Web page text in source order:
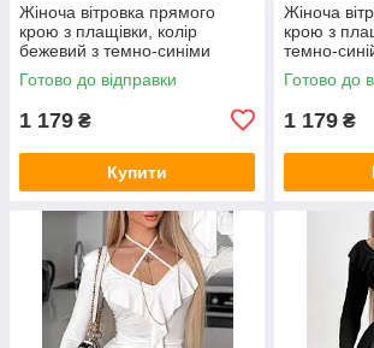
Жіноча вітровка прямого
крою з плащівки, колір
бежевий з темно-синіми
вставками 42-46
Готово до відправки
1 179 ₴
Купити
Жіноча
крою з
темно-
вставками
Готово до
1 179 ₴